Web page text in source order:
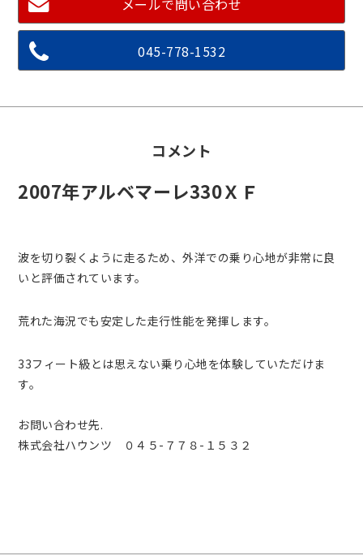
メールで問い合わせ
045-778-1532
コメント
2007年アルベマーレ330ＸＦ
波を切り裂くように走るため、外洋での乗り心地が非常に良
いと評価されています。
荒れた海況でも安定した走行性能を発揮します。
33フィート級とは思えない乗り心地を体験していただけま
す。
お問い合わせ先.
株式会社ハウンツ ０４５-７７８-１５３２